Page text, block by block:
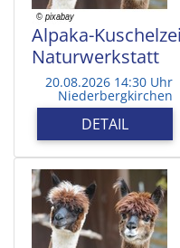
Alpaka-
Naturwerkstatt
20.08.2026 14:30 Uhr
Niederbergkirchen
DETAIL